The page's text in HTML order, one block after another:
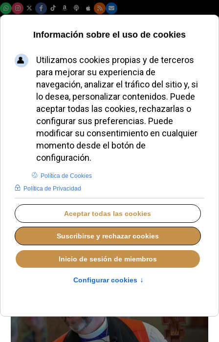
El arzobispo Steve
Wood, líder de la
Iglesia Anglicana de
América del Norte,
acusado de acoso
sexual y de plagio
REDACCIÓN AMÉRICA DEL NORTE JUEVES, 23 OCTUBRE 2025 16:21